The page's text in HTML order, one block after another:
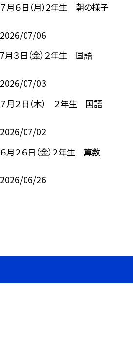
７月６日（月）2年生 朝の様子
2026/07/06
7月３日（金）２年生 国語
2026/07/03
７月２日（木） ２年生 国語
2026/07/02
６月２６日（金）２年生 算数
2026/06/26